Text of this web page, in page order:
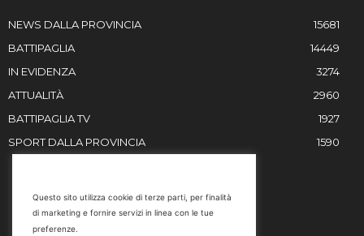
NEWS DALLA PROVINCIA
15681
BATTIPAGLIA
14449
IN EVIDENZA
3274
ATTUALITÀ
2960
BATTIPAGLIA TV
1927
SPORT DALLA PROVINCIA
1590
Email
Questo sito utilizza cookie di terze parti, per finalità
di marketing e fornire servizi in linea con le tue
preferenze.